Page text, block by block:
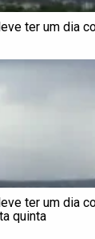
ter um dia
ter um dia
quinta